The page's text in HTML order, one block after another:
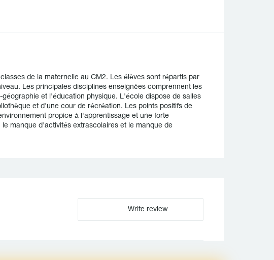
de la maternelle au CM2. Les élèves sont répartis par
Les principales disciplines enseignées comprennent les
et l'éducation physique. L'école dispose de salles
et d'une cour de récréation. Les points positifs de
propice à l'apprentissage et une forte
manque d'activités extrascolaires et le manque de
Write review